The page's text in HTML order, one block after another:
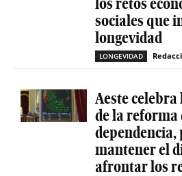
sociales que
longevidad
LONGEVIDAD
Aeste
de la reforma
mantener el
afrontar los